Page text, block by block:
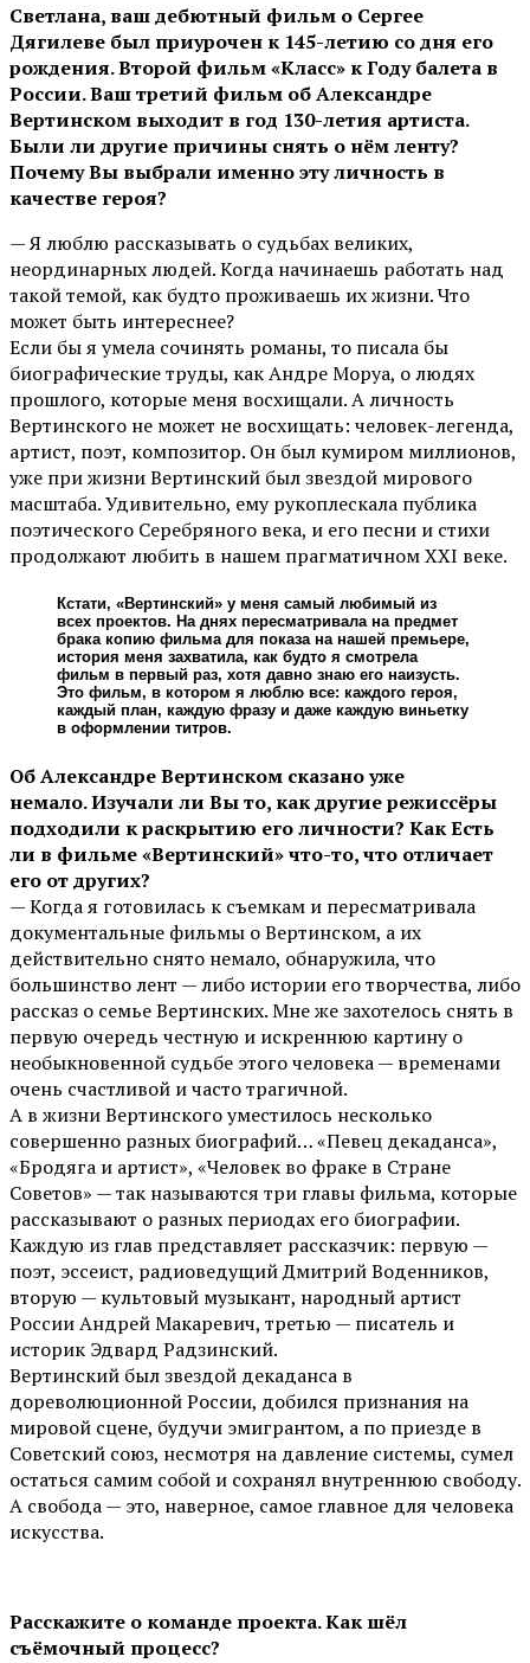
Светлана, ваш дебютный фильм о Сергее
Дягилеве был приурочен к 145-летию со дня его
рождения. Второй фильм «Класс» к Году балета в
России. Ваш третий фильм об Александре
Вертинском выходит в год 130-летия артиста.
Были ли другие причины снять о нём ленту?
Почему Вы выбрали именно эту личность в
качестве героя?
— Я люблю рассказывать о судьбах великих,
неординарных людей. Когда начинаешь работать над
такой темой, как будто проживаешь их жизни. Что
может быть интереснее?
Если бы я умела сочинять романы, то писала бы
биографические труды, как Андре Моруа, о людях
прошлого, которые меня восхищали. А личность
Вертинского не может не восхищать: человек-легенда,
артист, поэт, композитор. Он был кумиром миллионов,
уже при жизни Вертинский был звездой мирового
масштаба. Удивительно, ему рукоплескала публика
поэтического Серебряного века, и его песни и стихи
продолжают любить в нашем прагматичном XXI веке.
Кстати, «Вертинский» у меня самый любимый из
всех проектов. На днях пересматривала на предмет
брака копию фильма для показа на нашей премьере,
история меня захватила, как будто я смотрела
фильм в первый раз, хотя давно знаю его наизусть.
Это фильм, в котором я люблю все: каждого героя,
каждый план, каждую фразу и даже каждую виньетку
в оформлении титров.
Об Александре Вертинском сказано уже
немало. Изучали ли Вы то, как другие режиссёры
подходили к раскрытию его личности? Как Есть
ли в фильме «Вертинский» что-то, что отличает
его от других?
— Когда я готовилась к съемкам и пересматривала
документальные фильмы о Вертинском, а их
действительно снято немало, обнаружила, что
большинство лент — либо истории его творчества, либо
рассказ о семье Вертинских. Мне же захотелось снять в
первую очередь честную и искреннюю картину о
необыкновенной судьбе этого человека — временами
очень счастливой и часто трагичной.
А в жизни Вертинского уместилось несколько
совершенно разных биографий… «Певец декаданса»,
«Бродяга и артист», «Человек во фраке в Стране
Советов» — так называются три главы фильма, которые
рассказывают о разных периодах его биографии.
Каждую из глав представляет рассказчик: первую —
поэт, эссеист, радиоведущий Дмитрий Воденников,
вторую — культовый музыкант, народный артист
России Андрей Макаревич, третью — писатель и
историк Эдвард Радзинский.
Вертинский был звездой декаданса в
дореволюционной России, добился признания на
мировой сцене, будучи эмигрантом, а по приезде в
Советский союз, несмотря на давление системы, сумел
остаться самим собой и сохранял внутреннюю свободу.
А свобода — это, наверное, самое главное для человека
искусства.
Расскажите о команде проекта. Как шёл
съёмочный процесс?